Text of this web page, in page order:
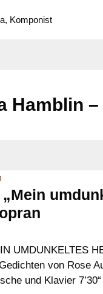
Komponist
Hamblin
UMDUNKELTES
von Rose
und Klavier